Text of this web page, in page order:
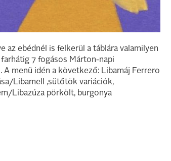
az ebédnél is felkerül a táblára valamilyen
7 fogásos Márton-napi
menü idén a következő: Libamáj Ferrero
Libamell ,sütőtök variációk,
Libazúza pörkölt, burgonya